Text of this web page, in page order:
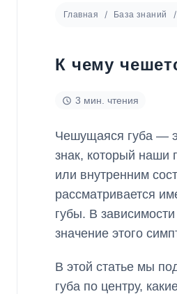
Главная База знаний
К чему
3 мин. чтения
Чешущаяся губа —
знак, который наши
или внутренним
рассматривается
губы. В
значение этого
В этой статье мы
губа по центру,